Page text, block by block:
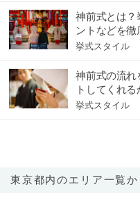
神前式とは？
ントなどを徹
挙式スタイル
神前式の流れ
トしてくれ
挙式スタイル
東京都内のエリア一覧か